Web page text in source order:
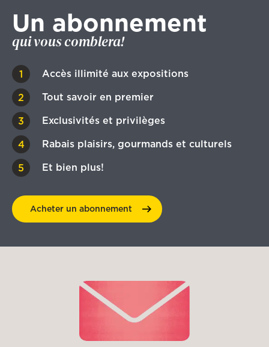
Un abonnement
qui vous comblera!
Accès illimité aux expositions
Tout savoir en premier
Exclusivités et privilèges
Rabais plaisirs, gourmands et culturels
Et bien plus!
Acheter un abonnement